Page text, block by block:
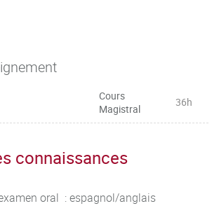
Cours
Magistral
36h
connaissances
oral : espagnol/anglais